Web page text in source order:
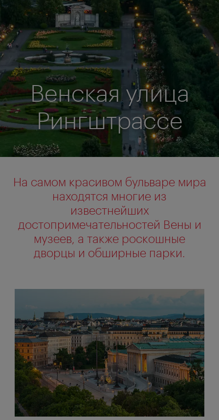
Венская улица
Рингштрассе
На самом красивом бульваре мира
находятся многие из
известнейших
достопримечательностей Вены и
музеев, а также роскошные
дворцы и обширные парки.